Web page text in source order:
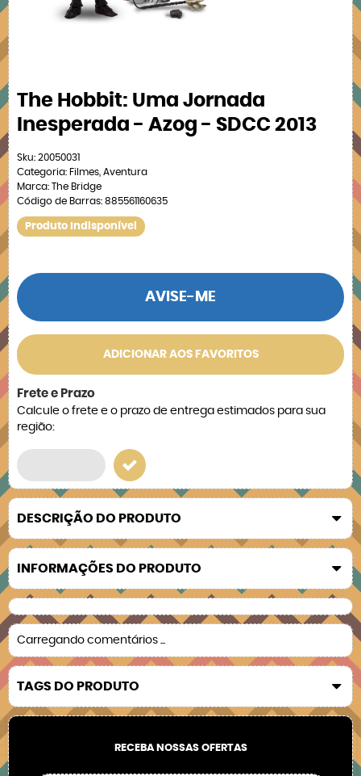
The Hobbit: Uma Jornada
Inesperada - Azog - SDCC 2013
Sku: 20050031
Categoria: Filmes Aventura
Marca:
The Bridge
Código de Barras: 885561160635
Produto Indisponível
AVISE-ME
ADICIONAR AOS FAVORITOS
Frete e Prazo
Calcule o frete e o prazo de entrega estimados para sua
região:
DESCRIÇÃO DO PRODUTO
INFORMAÇÕES DO PRODUTO
Carregando comentários ...
TAGS DO PRODUTO
RECEBA NOSSAS OFERTAS